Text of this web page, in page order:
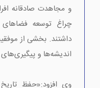
و مجاهدت صادقانه
چراغ توسعه
داشتند. بخشی از
اندیشه‌ها و
وی افزود:«حفظ